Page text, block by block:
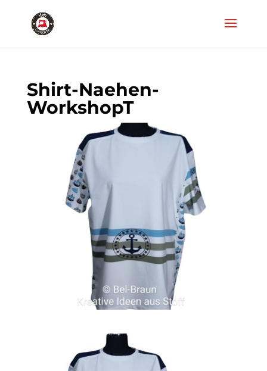
Shirt-Naehen-
WorkshopT